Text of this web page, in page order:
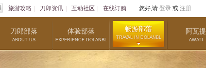
旅游攻略 刀郎资讯 互动社区 在线订购 您好,请 登录 或 注册
刀郎部落
ABOUT US
体验部落
EXPERIENCE DOLANBL
畅游部落
TRAVAL IN DOLANBL
阿瓦提
AWATI